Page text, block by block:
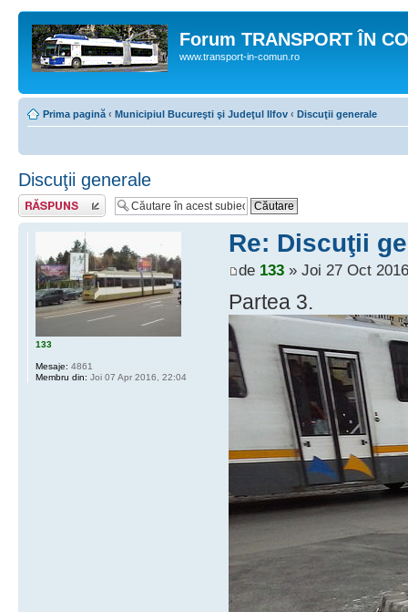
Forum TRANSPORT ÎN
www.transport-in-comun.ro
Prima pagină ‹ Municipiul Bucureşti şi Judeţul Ilfov ‹ Discuţii generale
Discuţii generale
Răspunde
Re: Discuţii
de 133» Joi 27 Oct
Partea 3.
133
Mesaje: 4861
Membru din: Joi 07 Apr 2016, 22:04